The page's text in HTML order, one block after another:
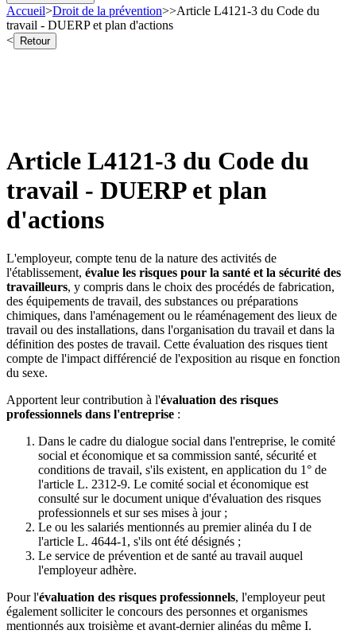
Accueil>Droit de la prévention>>Article L4121-3 du Code du
travail - DUERP et plan d'actions
<
Retour
Article L4121-3 du Code du
travail - DUERP et plan
d'actions
L'employeur, compte tenu de la nature des activités de
l'établissement, évalue les risques pour la santé et la sécurité des
travailleurs, y compris dans le choix des procédés de fabrication,
des équipements de travail, des substances ou préparations
chimiques, dans l'aménagement ou le réaménagement des lieux de
travail ou des installations, dans l'organisation du travail et dans la
définition des postes de travail. Cette évaluation des risques tient
compte de l'impact différencié de l'exposition au risque en fonction
du sexe.
Apportent leur contribution à l'évaluation des risques
professionnels dans l'entreprise :
Dans le cadre du dialogue social dans l'entreprise, le comité
social et économique et sa commission santé, sécurité et
conditions de travail, s'ils existent, en application du 1° de
l'article L. 2312-9. Le comité social et économique est
consulté sur le document unique d'évaluation des risques
professionnels et sur ses mises à jour ;
Le ou les salariés mentionnés au premier alinéa du I de
l'article L. 4644-1, s'ils ont été désignés ;
Le service de prévention et de santé au travail auquel
l'employeur adhère.
Pour l'évaluation des risques professionnels, l'employeur peut
également solliciter le concours des personnes et organismes
mentionnés aux troisième et avant-dernier alinéas du même I.